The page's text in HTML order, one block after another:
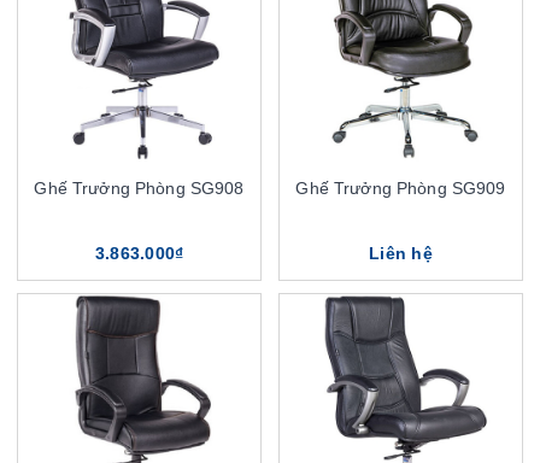
Ghế Trưởng Phòng SG908
3.863.000₫
Ghế Trưởng Phòng SG909
Liên hệ